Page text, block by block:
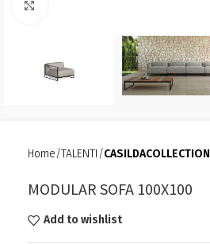
Home TALENTI CASILDACOLLECTION
MODULAR SOFA 100X100
Add to wishlist